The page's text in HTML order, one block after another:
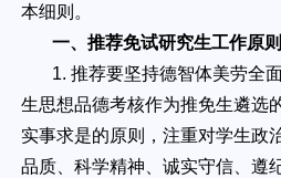
本细则。
一、推荐免试研究生工作原则
1. 推荐要坚持德智体美劳全
生思想品德考核作为推免生遴选
实事求是的原则，注重对学生政
品质、科学精神、诚实守信、遵